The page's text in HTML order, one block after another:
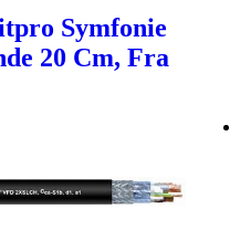
Symfonie
20 Cm, Fra